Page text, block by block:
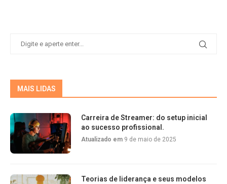
MAIS LIDAS
Carreira de Streamer: do setup inicial
ao sucesso profissional.
Atualizado em 9 de maio de 2025
Teorias de liderança e seus modelos